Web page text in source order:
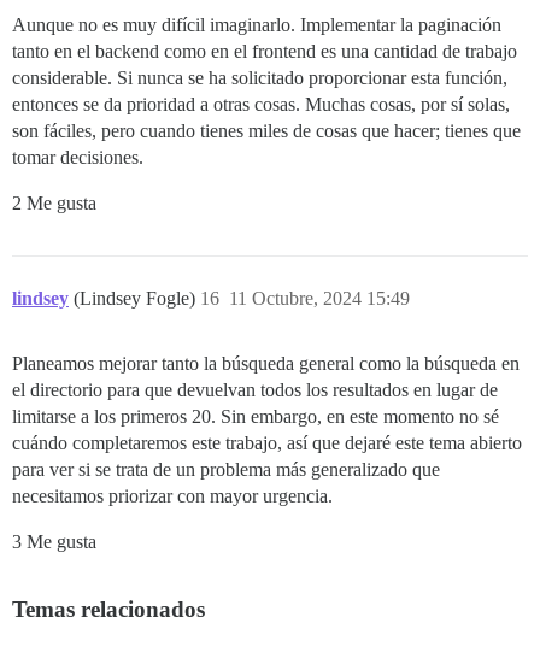
Aunque no es muy difícil imaginarlo. Implementar la paginación
tanto en el backend como en el frontend es una cantidad de trabajo
considerable. Si nunca se ha solicitado proporcionar esta función,
entonces se da prioridad a otras cosas. Muchas cosas, por sí solas,
son fáciles, pero cuando tienes miles de cosas que hacer; tienes que
tomar decisiones.
2 Me gusta
lindsey (Lindsey Fogle) 11 Octubre, 2024 15:49
16
Planeamos mejorar tanto la búsqueda general como la búsqueda en
el directorio para que devuelvan todos los resultados en lugar de
limitarse a los primeros 20. Sin embargo, en este momento no sé
cuándo completaremos este trabajo, así que dejaré este tema abierto
para ver si se trata de un problema más generalizado que
necesitamos priorizar con mayor urgencia.
3 Me gusta
Temas relacionados